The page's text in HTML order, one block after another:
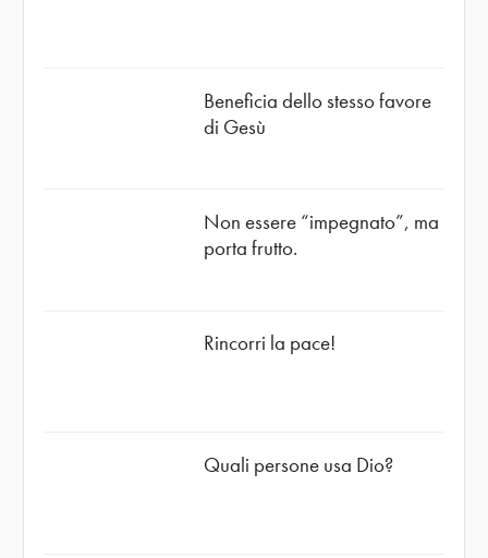
Beneficia dello stesso favore
di Gesù
Non essere “impegnato”, ma
porta frutto.
Rincorri la pace!
Quali persone usa Dio?